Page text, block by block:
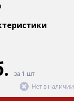
за 1 шт
Нет в наличии